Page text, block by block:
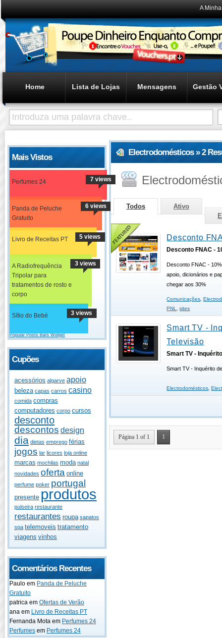
A
Home Lista de Lojas Mensagens Gestão
Mais Vistos
Perfumes 24 7 views
Panda de Peluche
Gratuito
6 views
Livro de Receitas PT 5 views
A Radiofrequência
Tripolar para
tratamentos de rosto e
corpo
3 views
Sítio do Bebé 3 views
Popular Posts Bars Widget
Cupões
acessórios algarve apoio
beleza capas carros casino
comida compras
computadores corpo cursos
desconto
descontos design
dia dietas emprego férias
jogos lar licores loja online
marcas mochilas moda natal
novidades oferta online
perfume poker portugal
presente produtos
pulseira restaurante
restaurantes roupa sapatos
spa telemoveis tratamento
viagens vinhos
Comentários Recentes
Paulo em Panda de Peluche
Gratuito
patrica em Ofertas de Verão
ana em Livro de Receitas PT
Fernanda Mota em Perfumes 24
Perfumes em Perfumes 24
Electrodomésticos » 2
Todos
Ativo
Desconto
Desconto FNAC -
Desconto FNAC -
apoio, dicionários e
chegar aos 30%
Comunicações,
PNL,sites
Smart TV -
Televisão
Smart TV -
Smart TV - Inquérito
Electrodomésticos,
Página 1 of 1 1